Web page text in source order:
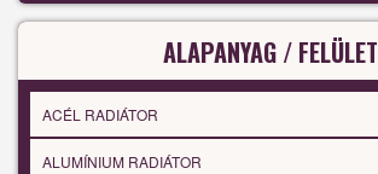
ALAPANYAG / FELÜLET
ACÉL RADIÁTOR
ALUMÍNIUM RADIÁTOR